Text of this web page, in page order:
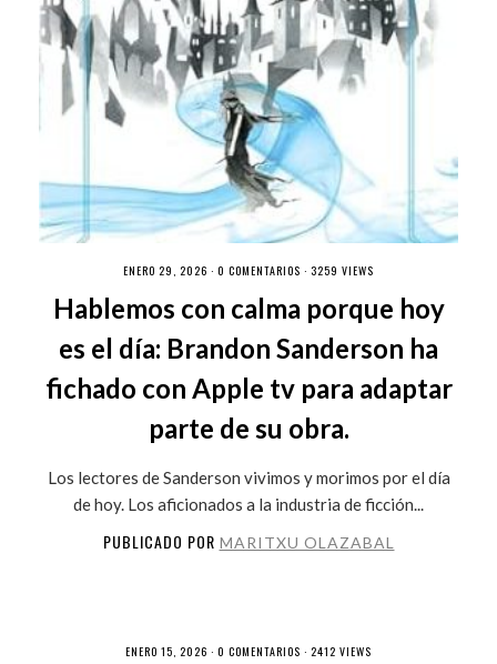
ENERO 29, 2026 · 0 COMENTARIOS · 3259 VIEWS
Hablemos con calma porque hoy
es el día: Brandon Sanderson ha
fichado con Apple tv para adaptar
parte de su obra.
Los lectores de Sanderson vivimos y morimos por el día
de hoy. Los aficionados a la industria de ficción...
PUBLICADO POR MARITXU OLAZABAL
ENERO 15, 2026 · 0 COMENTARIOS · 2412 VIEWS